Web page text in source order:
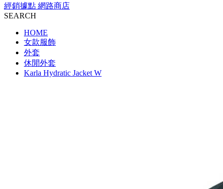
經銷據點 網路商店
SEARCH
HOME
女款服飾
外套
休閒外套
Karla Hydratic Jacket W